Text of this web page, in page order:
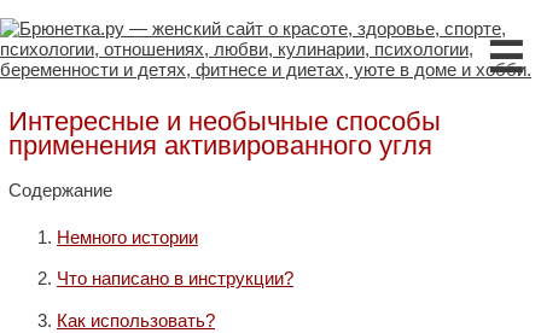
☰
Интересные и необычные способы
применения активированного угля
Содержание
Немного истории
Что написано в инструкции?
Как использовать?